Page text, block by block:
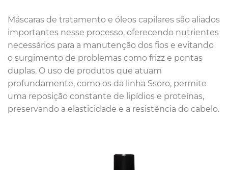
Máscaras de tratamento e óleos capilares são aliados
importantes nesse processo, oferecendo nutrientes
necessários para a manutenção dos fios e evitando
o surgimento de problemas como frizz e pontas
duplas. O uso de produtos que atuam
profundamente, como os da linha Ssoro, permite
uma reposição constante de lipídios e proteínas,
preservando a elasticidade e a resistência do cabelo.